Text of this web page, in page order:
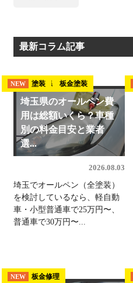
最新コラム記事
NEW 埼玉県 板金塗装
NEW 塗装
埼玉県のオールペン費
用は総額いくら？車種
別の料金目安と業者
選...
2026.08.03
埼玉でオールペン（全塗装）
を検討しているなら、軽自動
車・小型普通車で25万円〜、
普通車で30万円〜...
NEW 板金修理